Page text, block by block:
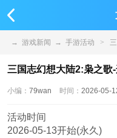
→ 游戏新闻 → 手游活动 >
请）
三国志幻想大陆2:枭之歌
小编： 79wan 时间： 2026-05-
活动时间
2026-05-13开始(永久)